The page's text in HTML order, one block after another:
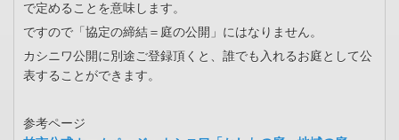
で定めることを意味します。
ですので「協定の締結＝庭の公開」にはなりません。
カシニワ公開に別途ご登録頂くと、誰でも入れるお庭として公
表することができます。
参考ページ